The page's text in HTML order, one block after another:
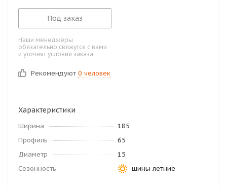
Под заказ
Наши менеджеры
обязательно свяжутся с вами
и уточнят условия заказа
Рекомендуют 0 человек
Характеристики
Ширина
185
Профиль
65
Диаметр
15
Сезонность
шины летние